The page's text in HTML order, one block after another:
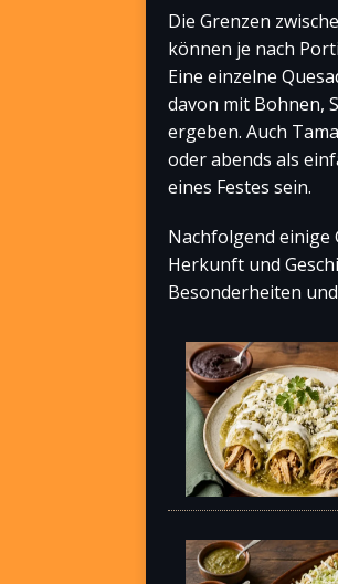
Die Grenzen
können je nach
Eine einzelne
davon mit Bohnen,
ergeben. Auch
oder abends als
eines Festes sein.
Nachfolgend einige
Herkunft und
Besonderheiten